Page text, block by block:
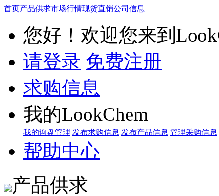
首页产品供求市场行情现货直销公司信息
您好！欢迎您来到
请登录 免费注册
求购信息
我的LookChem
我的询盘管理 发布求购信息 发布产品信息 管理采购信息
帮助中心
产品供求